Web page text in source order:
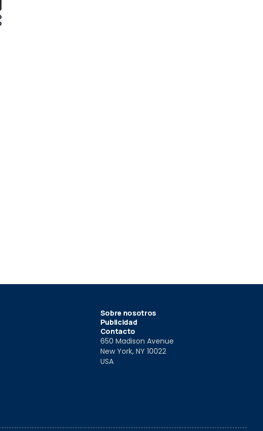
Sobre nosotros
Publicidad
Contacto
650 Madison Avenue
New York, NY 10022
USA